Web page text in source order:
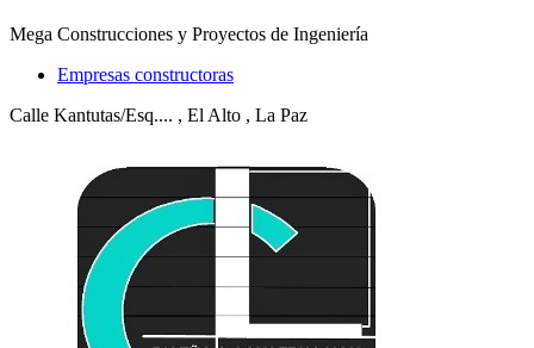
Mega Construcciones y Proyectos de Ingeniería
Empresas constructoras
Calle Kantutas/Esq.... , El Alto , La Paz